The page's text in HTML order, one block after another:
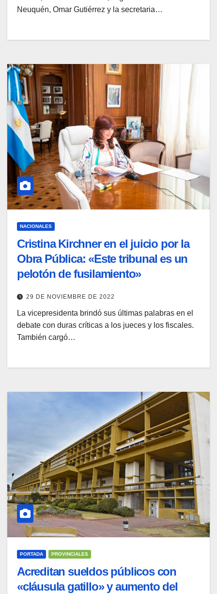
Neuquén, Omar Gutiérrez y la secretaria…
NACIONALES
Cristina Kirchner en el juicio por la
Obra Pública: «Este tribunal es un
pelotón de fusilamiento»
29 DE NOVIEMBRE DE 2022
La vicepresidenta brindó sus últimas palabras en el
debate con duras críticas a los jueces y los fiscales.
También cargó…
PORTADA PROVINCIALES
Acreditan sueldos públicos con
«cláusula gatillo» y aumento del